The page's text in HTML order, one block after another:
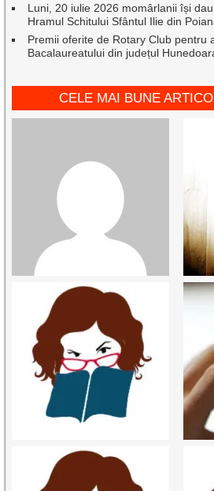
Luni, 20 iulie 2026 momârlanii își
Hramul Schitului Sfântul Ilie din
Premii oferite de Rotary Club pentru
Bacalaureatului din județul
CELE MAI BUNE